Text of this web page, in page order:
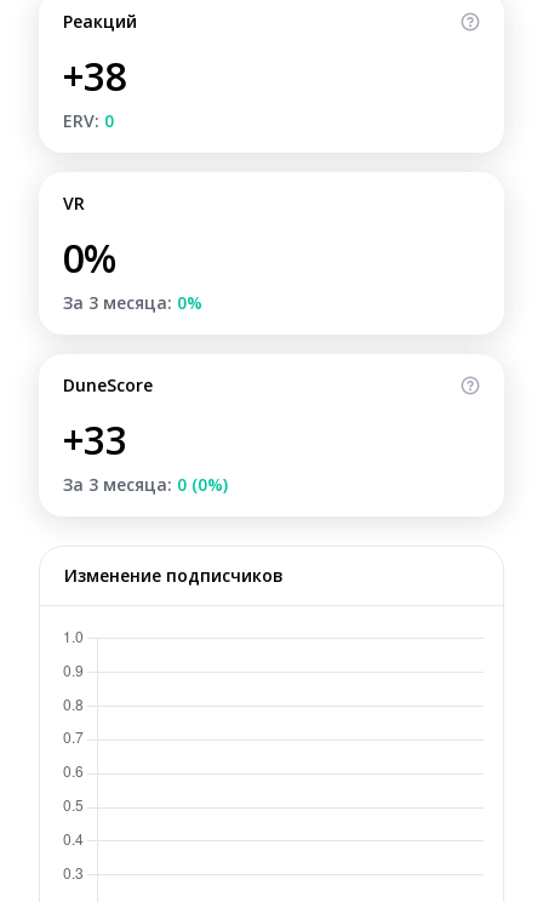
Реакций
+38
ERV: 0
VR
0%
За 3 месяца: 0%
DuneScore
+33
За 3 месяца: 0 (0%)
Изменение подписчиков